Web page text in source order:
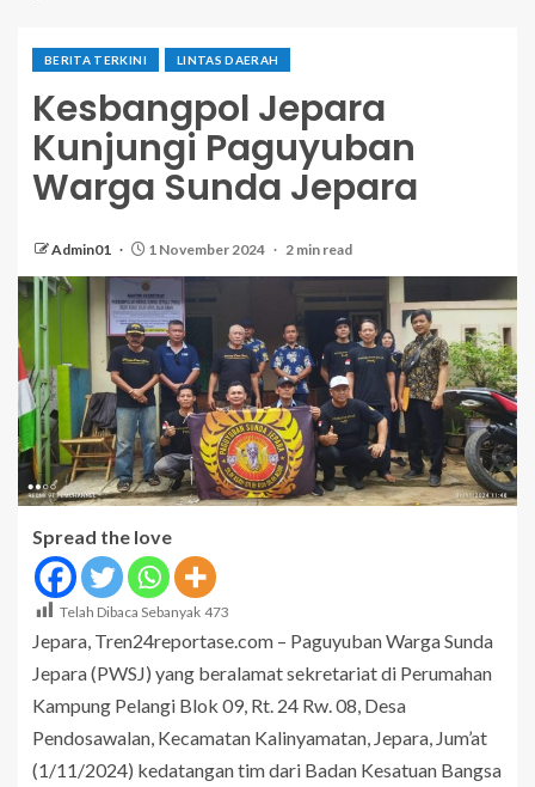
BERITA TERKINI LINTAS DAERAH
Kesbangpol Jepara
Kunjungi Paguyuban
Warga Sunda Jepara
Admin01 1 November 2024 2 min read
Spread the love
Telah Dibaca Sebanyak 473
Jepara, Tren24reportase.com – Paguyuban Warga Sunda
Jepara (PWSJ) yang beralamat sekretariat di Perumahan
Kampung Pelangi Blok 09, Rt. 24 Rw. 08, Desa
Pendosawalan, Kecamatan Kalinyamatan, Jepara, Jum’at
(1/11/2024) kedatangan tim dari Badan Kesatuan Bangsa